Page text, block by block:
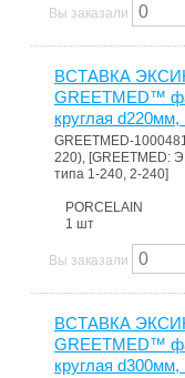
Вы заказали
ВСТАВКА
GREETMED™
круглая
GREETMED-
220), [GREETMED:
типа 1-240, 2-240]
PORCELAIN
1 шт
Вы заказали
ВСТАВКА
GREETMED™
круглая